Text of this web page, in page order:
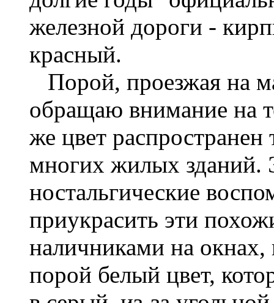
железной дороги -
красный.
Порой, проезжая на
обращаю внимание на
же цвет
многих жилых зданий.
ностальгические
приукрасить эти
наличниками на окнах,
порой белый цвет,